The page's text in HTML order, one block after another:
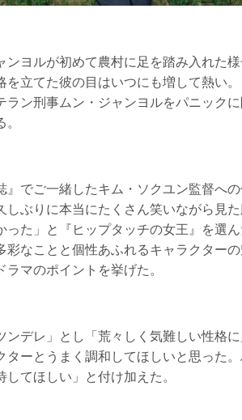
ヨルが初めて農村に足を踏み入れた
を立てた彼の目はいつにも増して熱い
ン刑事ムン・ジャンヨルをパニック
でご一緒したキム・ソクユン監督へ
ぶりに本当にたくさん笑いながら見
た」と『ヒップタッチの女王』を選ん
なことと個性あふれるキャラクターの
マのポイントを挙げた。
ンデレ」とし「荒々しく気難しい性格
ーとうまく調和してほしいと思った
てほしい」と付け加えた。